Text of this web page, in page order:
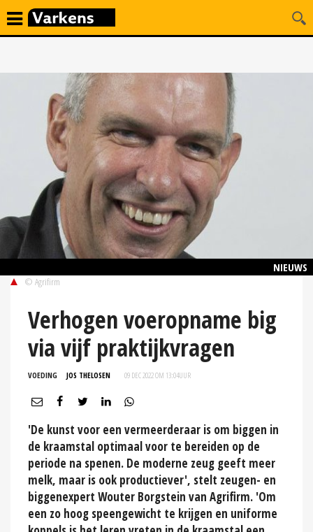
NIEUWS
© Agrifirm
Verhogen voeropname big
via vijf praktijkvragen
VOEDING JOS THELOSEN 09 DEC 2022 OM 13:04UUR
'De kunst voor een vermeerderaar is om biggen in
de kraamstal optimaal voor te bereiden op de
periode na spenen. De moderne zeug geeft meer
melk, maar is ook productiever', stelt zeugen- en
biggenexpert Wouter Borgstein van Agrifirm. 'Om
een zo hoog speengewicht te krijgen en uniforme